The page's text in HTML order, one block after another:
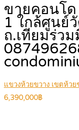
ขายคอนโด
1 ใกล้ศูนย์
ถ.เทียมร่ว
แขวงห้วยขวาง เขตห้ว
6,390,000฿